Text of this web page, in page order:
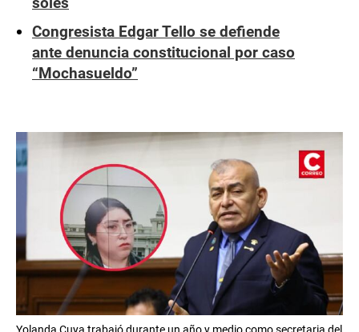
Congresista Edgar Tello se defiende
ante denuncia constitucional por caso
“Mochasueldo”